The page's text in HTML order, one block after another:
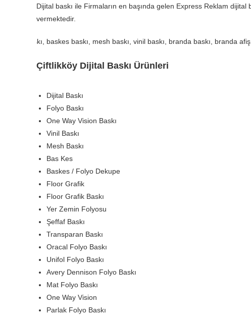
Dijital baskı ile Firmaların en başında gelen Express Reklam
vermektedir.
folyo baskı, one way vision
Çiftlikköy Dijital Baskı Ürünleri
Dijital Baskı
Folyo Baskı
One Way Vision Baskı
Vinil Baskı
Mesh Baskı
Bas Kes
Baskes / Folyo Dekupe
Floor Grafik
Floor Grafik Baskı
Yer Zemin Folyosu
Şeffaf Baskı
Transparan Baskı
Oracal Folyo Baskı
Unifol Folyo Baskı
Avery Dennison Folyo Baskı
Mat Folyo Baskı
One Way Vision
Parlak Folyo Baskı